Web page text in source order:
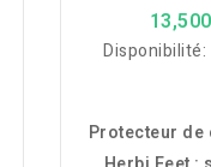
Disponibilité:
Protecteur de